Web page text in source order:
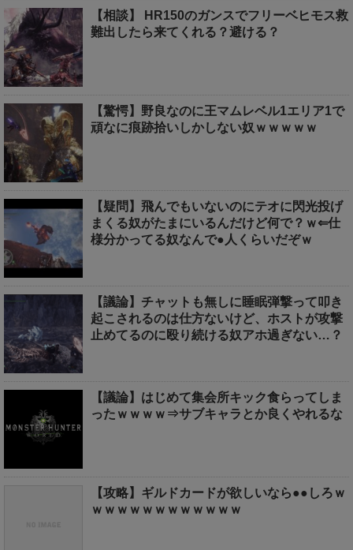
【相談】 HR150のガンスでフリーベヒモス救
難出したら来てくれる？避ける？
【驚愕】野良なのに王マムレベル1エリア1で
頑なに痕跡拾いしかしない奴ｗｗｗｗｗ
【疑問】飛んでもいないのにテオに閃光投げ
まくる奴がたまにいるんだけど何で？ｗ⇐仕
様分かってる奴なんで●人くらいだぞｗ
【議論】チャットも無しに睡眠弾撃って叩き
起こされるのは仕方ないけど、ホストが攻撃
止めてるのに殴り続ける奴アホ過ぎない…？
【議論】はじめて集会所キック食らってしま
ったｗｗｗｗ⇒サブキャラとか良くやれるな
【攻略】ギルドカードが欲しいなら●●しろｗ
ｗｗｗｗｗｗｗｗｗｗｗｗ